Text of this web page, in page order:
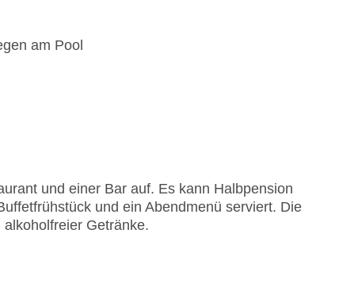
am Pool
und einer Bar auf. Es kann Halbpension
und ein Abendmenü serviert. Die
Getränke.